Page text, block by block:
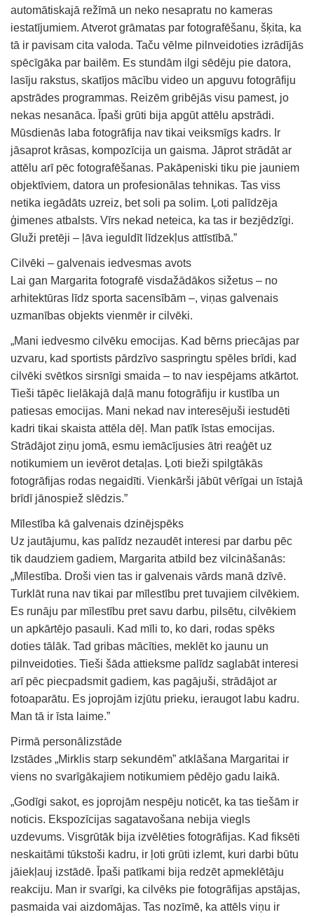
automātiskajā režīmā un neko nesapratu no kameras
iestatījumiem. Atverot grāmatas par fotografēšanu, šķita, ka
tā ir pavisam cita valoda. Taču vēlme pilnveidoties izrādījās
spēcīgāka par bailēm. Es stundām ilgi sēdēju pie datora,
lasīju rakstus, skatījos mācību video un apguvu fotogrāfiju
apstrādes programmas. Reizēm gribējās visu pamest, jo
nekas nesanāca. Īpaši grūti bija apgūt attēlu apstrādi.
Mūsdienās laba fotogrāfija nav tikai veiksmīgs kadrs. Ir
jāsaprot krāsas, kompozīcija un gaisma. Jāprot strādāt ar
attēlu arī pēc fotografēšanas. Pakāpeniski tiku pie jauniem
objektīviem, datora un profesionālas tehnikas. Tas viss
netika iegādāts uzreiz, bet soli pa solim. Ļoti palīdzēja
ģimenes atbalsts. Vīrs nekad neteica, ka tas ir bezjēdzīgi.
Gluži pretēji – ļāva ieguldīt līdzekļus attīstībā.”
Cilvēki – galvenais iedvesmas avots
Lai gan Margarita fotografē visdažādākos sižetus – no
arhitektūras līdz sporta sacensībām –, viņas galvenais
uzmanības objekts vienmēr ir cilvēki.
„Mani iedvesmo cilvēku emocijas. Kad bērns priecājas par
uzvaru, kad sportists pārdzīvo saspringtu spēles brīdi, kad
cilvēki svētkos sirsnīgi smaida – to nav iespējams atkārtot.
Tieši tāpēc lielākajā daļā manu fotogrāfiju ir kustība un
patiesas emocijas. Mani nekad nav interesējuši iestudēti
kadri tikai skaista attēla dēļ. Man patīk īstas emocijas.
Strādājot ziņu jomā, esmu iemācījusies ātri reaģēt uz
notikumiem un ievērot detaļas. Ļoti bieži spilgtākās
fotogrāfijas rodas negaidīti. Vienkārši jābūt vērīgai un īstajā
brīdī jānospiež slēdzis.”
Mīlestība kā galvenais dzinējspēks
Uz jautājumu, kas palīdz nezaudēt interesi par darbu pēc
tik daudziem gadiem, Margarita atbild bez vilcināšanās:
„Mīlestība. Droši vien tas ir galvenais vārds manā dzīvē.
Turklāt runa nav tikai par mīlestību pret tuvajiem cilvēkiem.
Es runāju par mīlestību pret savu darbu, pilsētu, cilvēkiem
un apkārtējo pasauli. Kad mīli to, ko dari, rodas spēks
doties tālāk. Tad gribas mācīties, meklēt ko jaunu un
pilnveidoties. Tieši šāda attieksme palīdz saglabāt interesi
arī pēc piecpadsmit gadiem, kas pagājuši, strādājot ar
fotoaparātu. Es joprojām izjūtu prieku, ieraugot labu kadru.
Man tā ir īsta laime.”
Pirmā personālizstāde
Izstādes „Mirklis starp sekundēm” atklāšana Margaritai ir
viens no svarīgākajiem notikumiem pēdējo gadu laikā.
„Godīgi sakot, es joprojām nespēju noticēt, ka tas tiešām ir
noticis. Ekspozīcijas sagatavošana nebija viegls
uzdevums. Visgrūtāk bija izvēlēties fotogrāfijas. Kad fiksēti
neskaitāmi tūkstoši kadru, ir ļoti grūti izlemt, kuri darbi būtu
jāiekļauj izstādē. Īpaši patīkami bija redzēt apmeklētāju
reakciju. Man ir svarīgi, ka cilvēks pie fotogrāfijas apstājas,
pasmaida vai aizdomājas. Tas nozīmē, ka attēls viņu ir